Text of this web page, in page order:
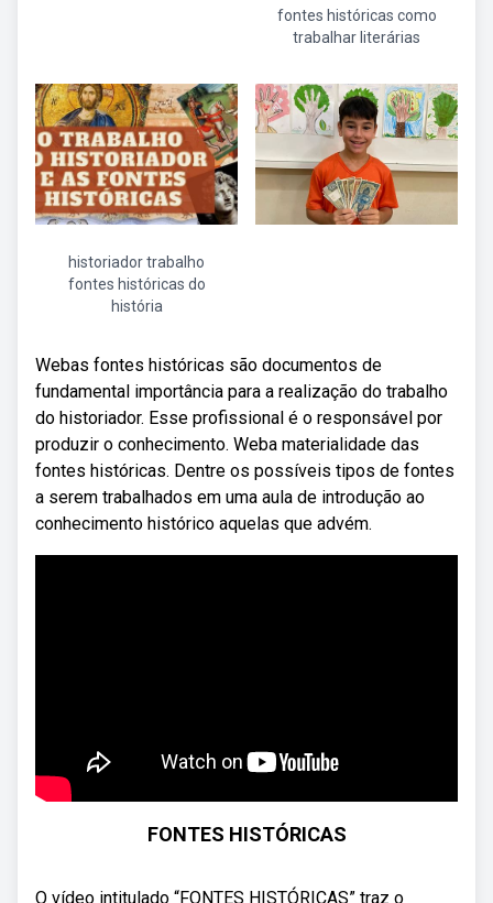
fontes históricas como
trabalhar literárias
historiador trabalho
fontes históricas do
história
Webas fontes históricas são documentos de
fundamental importância para a realização do trabalho
do historiador. Esse profissional é o responsável por
produzir o conhecimento. Weba materialidade das
fontes históricas. Dentre os possíveis tipos de fontes
a serem trabalhados em uma aula de introdução ao
conhecimento histórico aquelas que advém.
FONTES HISTÓRICAS
O vídeo intitulado “FONTES HISTÓRICAS” traz o